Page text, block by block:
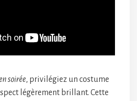
soirée, privilégiez un costume
légèrement brillant. Cette